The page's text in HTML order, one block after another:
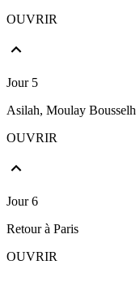
OUVRIR
Jour 5
Asilah, Moulay
OUVRIR
Jour 6
Retour à Paris
OUVRIR